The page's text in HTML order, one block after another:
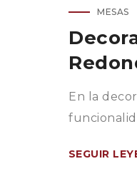
MESAS
En la
SEGUIR